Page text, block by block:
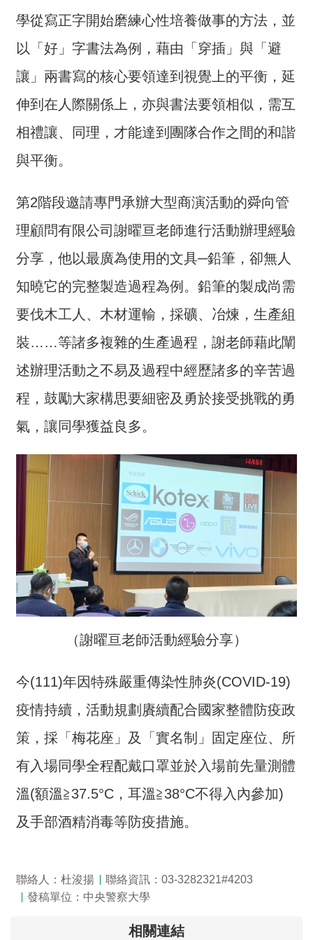
放
告
保
有
管
理
個
資
學從寫正字開始磨練心性培養做事的方法，並
以「好」字書法為例，藉由「穿插」與「避
讓」兩書寫的核心要領達到視覺上的平衡，延
伸到在人際關係上，亦與書法要領相似，需互
相禮讓、同理，才能達到團隊合作之間的和諧
與平衡。
第2階段邀請專門承辦大型商演活動的舜向管
理顧問有限公司謝曜亘老師進行活動辦理經驗
分享，他以最廣為使用的文具─鉛筆，卻無人
知曉它的完整製造過程為例。鉛筆的製成尚需
要伐木工人、木材運輸，採礦、冶煉，生產組
裝……等諸多複雜的生產過程，謝老師藉此闡
述辦理活動之不易及過程中經歷諸多的辛苦過
程，鼓勵大家構思要細密及勇於接受挑戰的勇
氣，讓同學獲益良多。
（謝曜亘老師活動經驗分享）
今(111)年因特殊嚴重傳染性肺炎(COVID-19)
疫情持續，活動規劃賡續配合國家整體防疫政
策，採「梅花座」及「實名制」固定座位、所
有入場同學全程配戴口罩並於入場前先量測體
溫(額溫≧37.5°C，耳溫≧38°C不得入內參加)
及手部酒精消毒等防疫措施。
聯絡人：杜浚揚
聯絡資訊：03-3282321#4203
發稿單位：中央警察大學
相關連結